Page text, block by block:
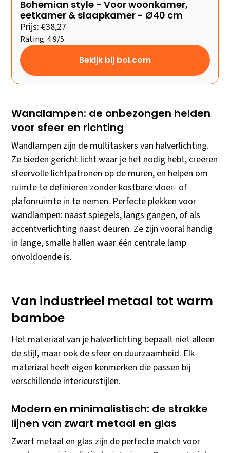
Bohemian style - Voor woonkamer,
eetkamer & slaapkamer - Ø40 cm
Prijs: €38,27
Rating: 4.9/5
Bekijk bij bol.com
Wandlampen: de onbezongen helden
voor sfeer en richting
Wandlampen zijn de multitaskers van halverlichting.
Ze bieden gericht licht waar je het nodig hebt, creëren
sfeervolle lichtpatronen op de muren, en helpen om
ruimte te definiëren zonder kostbare vloer- of
plafonruimte in te nemen. Perfecte plekken voor
wandlampen: naast spiegels, langs gangen, of als
accentverlichting naast deuren. Ze zijn vooral handig
in lange, smalle hallen waar één centrale lamp
onvoldoende is.
Van industrieel metaal tot warm
bamboe
Het materiaal van je halverlichting bepaalt niet alleen
de stijl, maar ook de sfeer en duurzaamheid. Elk
materiaal heeft eigen kenmerken die passen bij
verschillende interieurstijlen.
Modern en minimalistisch: de strakke
lijnen van zwart metaal en glas
Zwart metaal en glas zijn de perfecte match voor